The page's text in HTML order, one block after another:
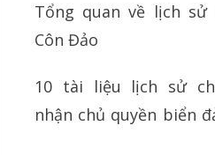
Tổng quan về lịch sử
Côn Đảo
10 tài liệu lịch sử
nhận chủ quyền biển